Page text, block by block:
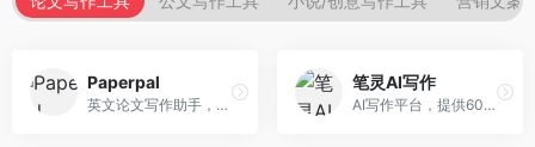
Paperpal
英文论文写作助手，专注于学术英语润色。面向需要发表国际期刊的研究者，提供语法检查、学术表达优化、格式规范等服务，英语表达地道专业。
笔灵AI写作
AI写作平台，提供600+写作模板。面向学生、职场人士和内容创作者，支持论文、公文、营销文案等多种文体，模板丰富，一键生成，写作效率大幅提升。